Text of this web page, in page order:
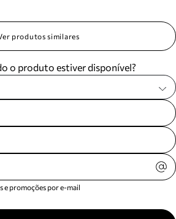
produtos similares
o produto estiver disponível?
e promoções por e-mail